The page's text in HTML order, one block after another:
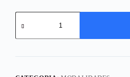
Quantidade
de
Sala
(dia)